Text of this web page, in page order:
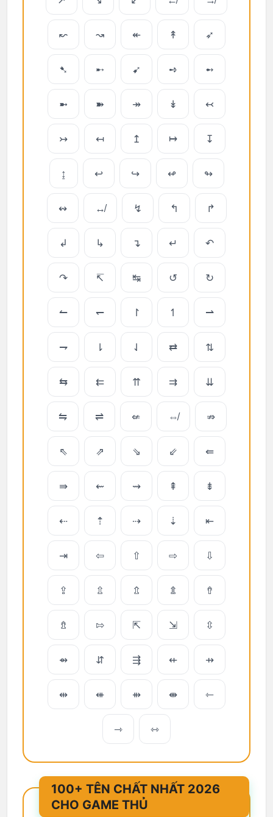
↜ ↝ ↞ ↟ ➶
➷ ➸ ➹ ➺ ➻
➼ ➽ ↠ ↡ ↢
↣ ↤ ↥ ↦ ↧
↨ ↩ ↪ ↫ ↬
↭ ↮ ↯ ↰ ↱
↲ ↳ ↴ ↵ ↶
↷ ↸ ↹ ↺ ↻
↼ ↽ ↾ ↿ ⇀
⇁ ⇂ ⇃ ⇄ ⇅
⇆ ⇇ ⇈ ⇉ ⇊
⇋ ⇌ ⇍ ⇎ ⇏
⇖ ⇗ ⇘ ⇙ ⇚
⇛ ⇜ ⇝ ⇞ ⇟
⇠ ⇡ ⇢ ⇣ ⇤
⇥ ⇦ ⇧ ⇨ ⇩
⇪ ⇫ ⇬ ⇭ ⇮
⇯ ⇰ ⇱ ⇲ ⇳
⇴ ⇵ ⇶ ⇷ ⇸
⇹ ⇺ ⇻ ⇼ ⇽
⇾ ⇿
100+ TÊN CHẤT NHẤT 2026
CHO GAME THỦ